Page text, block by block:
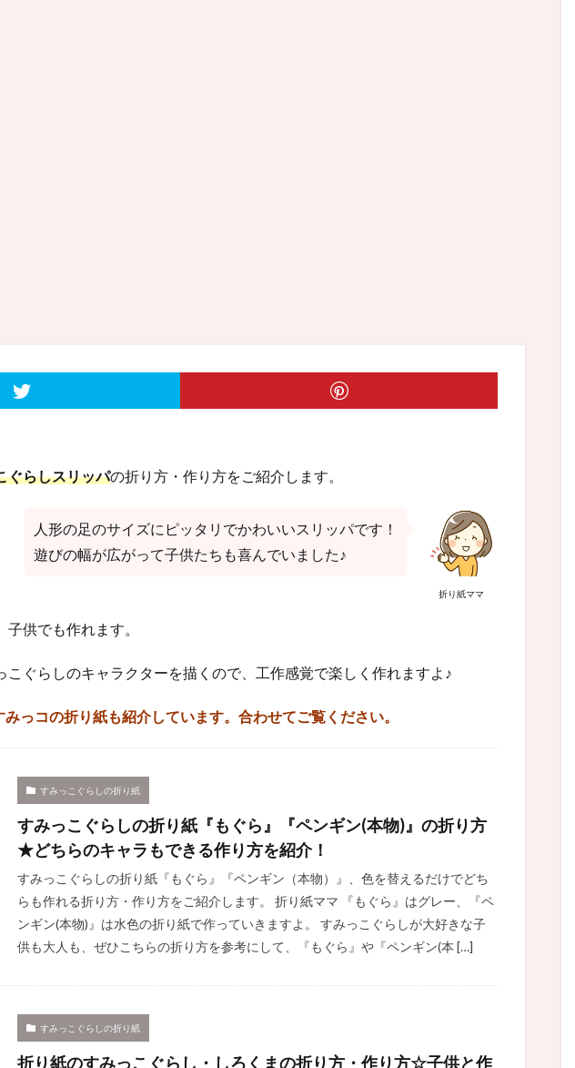
ぐらしスリッパの折り方・作り方をご紹介します。
折り紙ママ
人形の足のサイズにピッタリでかわいいスリッパです！
遊びの幅が広がって子供たちも喜んでいました♪
供でも作れます。
こぐらしのキャラクターを描くので、工作感覚で楽しく作れますよ♪
みっコの折り紙も紹介しています。合わせてご覧ください。
すみっこぐらしの折り紙
すみっこぐらしの折り紙『もぐら』『ペンギン(本物)』の折り方
★どちらのキャラもできる作り方を紹介！
すみっこぐらしの折り紙『もぐら』『ペンギン（本物）』、色を替えるだけでどち
らも作れる折り方・作り方をご紹介します。 折り紙ママ 『もぐら』はグレー、『ペ
ンギン(本物)』は水色の折り紙で作っていきますよ。 すみっこぐらしが大好きな子
供も大人も、ぜひこちらの折り方を参考にして、『もぐら』や『ペンギン(本 […]
すみっこぐらしの折り紙
折り紙のすみっこぐらし・しろくまの折り方・作り方☆子供と作